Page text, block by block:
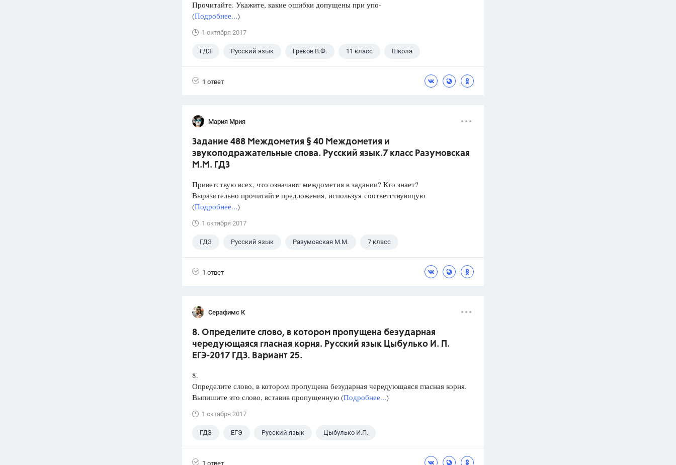
Прочитайте. Укажите, какие ошибки допущены при упо-
(Подробнее...)
1 октября 2017
ГДЗ Русский язык Греков В.Ф. 11 класс Школа
1 ответ
Мария Мрия
Задание 488 Междометия § 40 Междометия и
звукоподражательные слова. Русский язык.7 класс Разумовская
М.М. ГДЗ
Приветствую всех, что означают междометия в задании? Кто знает?
Выразительно прочитайте предложения, используя соответствующую
(Подробнее...)
1 октября 2017
ГДЗ Русский язык Разумовская М.М. 7 класс
1 ответ
Серафимс К
8. Определите слово, в котором пропущена безударная
чередующаяся гласная корня. Русский язык Цыбулько И. П.
ЕГЭ-2017 ГДЗ. Вариант 25.
8.
Определите слово, в котором пропущена безударная чередующаяся гласная корня.
Выпишите это слово, вставив пропущенную (Подробнее...)
1 октября 2017
ГДЗ ЕГЭ Русский язык Цыбулько И.П.
1 ответ